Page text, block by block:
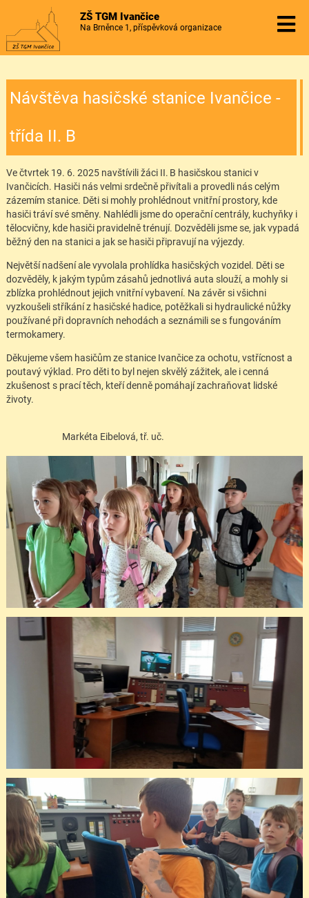
ZŠ TGM Ivančice
Na Brněnce 1, příspěvková organizace
Návštěva hasičské stanice Ivančice -
třída II. B
Ve čtvrtek 19. 6. 2025 navštívili žáci II. B hasičskou stanici v
Ivančicích. Hasiči nás velmi srdečně přivítali a provedli nás celým
zázemím stanice. Děti si mohly prohlédnout vnitřní prostory, kde
hasiči tráví své směny. Nahlédli jsme do operační centrály, kuchyňky i
tělocvičny, kde hasiči pravidelně trénují. Dozvěděli jsme se, jak vypadá
běžný den na stanici a jak se hasiči připravují na výjezdy.
Největší nadšení ale vyvolala prohlídka hasičských vozidel. Děti se
dozvěděly, k jakým typům zásahů jednotlivá auta slouží, a mohly si
zblízka prohlédnout jejich vnitřní vybavení. Na závěr si všichni
vyzkoušeli stříkání z hasičské hadice, potěžkali si hydraulické nůžky
používané při dopravních nehodách a seznámili se s fungováním
termokamery.
Děkujeme všem hasičům ze stanice Ivančice za ochotu, vstřícnost a
poutavý výklad. Pro děti to byl nejen skvělý zážitek, ale i cenná
zkušenost s prací těch, kteří denně pomáhají zachraňovat lidské
životy.
Markéta Eibelová, tř. uč.